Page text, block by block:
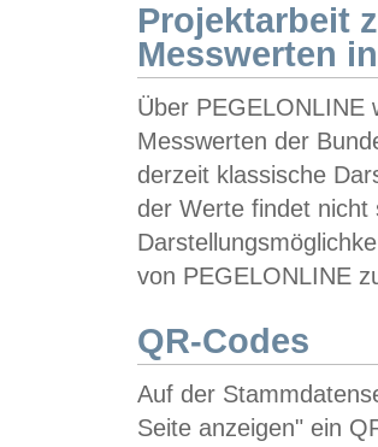
Projektarbeit
Messwerten
Über PEGELONLINE
Messwerten der
derzeit klassische
der Werte findet
von PEGELONLINE
QR-Codes
Auf der
Seite anzeigen" ein